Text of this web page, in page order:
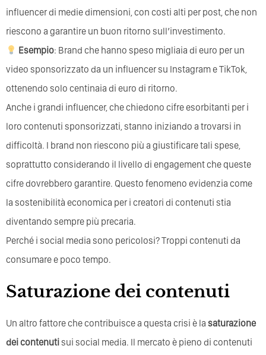
influencer di medie dimensioni, con costi alti per post, che non
riescono a garantire un buon ritorno sull’investimento.
Esempio: Brand che hanno speso migliaia di euro per un
video sponsorizzato da un influencer su Instagram e TikTok,
ottenendo solo centinaia di euro di ritorno.
Anche i grandi influencer, che chiedono cifre esorbitanti per i
loro contenuti sponsorizzati, stanno iniziando a trovarsi in
difficoltà. I brand non riescono più a giustificare tali spese,
soprattutto considerando il livello di engagement che queste
cifre dovrebbero garantire. Questo fenomeno evidenzia come
la sostenibilità economica per i creatori di contenuti stia
diventando sempre più precaria.
Perché i social media sono pericolosi? Troppi contenuti da
consumare e poco tempo.
Saturazione dei contenuti
Un altro fattore che contribuisce a questa crisi è la saturazione
dei contenuti sui social media. Il mercato è pieno di contenuti